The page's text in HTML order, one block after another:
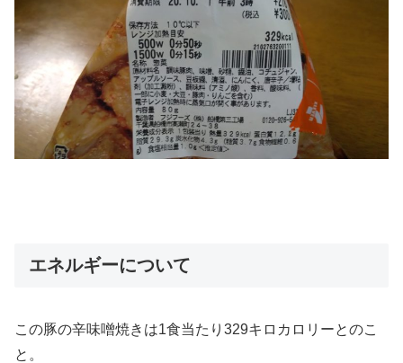
エネルギーについて
この豚の辛味噌焼きは1食当たり329キロカロリーとのこ
と。